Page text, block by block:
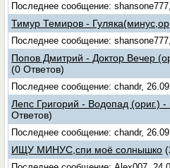
Последнее сообщение:
Тимур Темиров -
Последнее сообщение:
Попов Дмитрий - Доктор Вечер
(0 Ответов)
Последнее сообщение: chandr,
Лепс Григорий - Водопад (ориг.)
Ответов)
Последнее сообщение: chandr,
ИЩУ МИНУС,спи моё солнышко